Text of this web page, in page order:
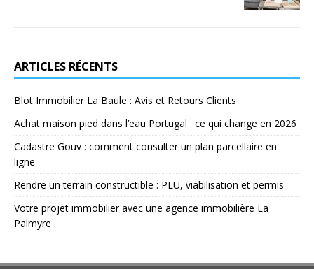
ARTICLES RÉCENTS
Blot Immobilier La Baule : Avis et Retours Clients
Achat maison pied dans l’eau Portugal : ce qui change en 2026
Cadastre Gouv : comment consulter un plan parcellaire en
ligne
Rendre un terrain constructible : PLU, viabilisation et permis
Votre projet immobilier avec une agence immobilière La
Palmyre